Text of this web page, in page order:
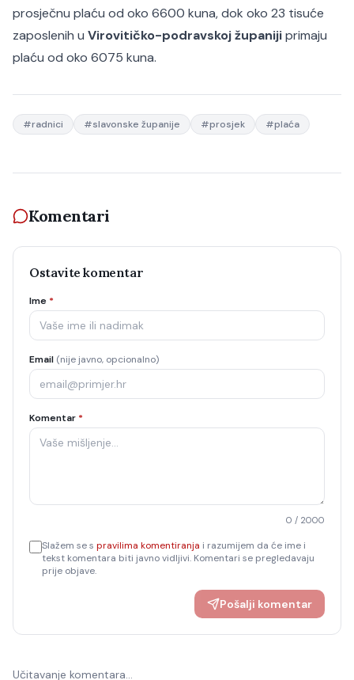
prosječnu plaću od oko 6600 kuna, dok oko 23 tisuće
zaposlenih u Virovitičko-podravskoj županijiprimaju
plaću od oko 6075 kuna.
#radnici #slavonske županije #prosjek #plaća
Komentari
Ostavite komentar
Ime *
Email (nije javno, opcionalno)
Komentar *
0 / 2000
Slažem se s pravilima komentiranja i razumijem da će ime i
tekst komentara biti javno vidljivi. Komentari se pregledavaju
prije objave.
Pošalji komentar
Učitavanje komentara…